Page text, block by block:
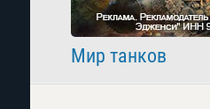
Мир танков